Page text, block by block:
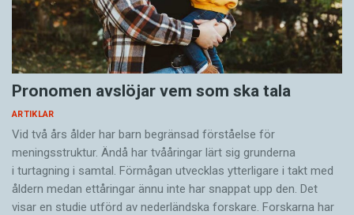
Pronomen avslöjar vem som ska tala
ARTIKLAR
Vid två års ålder har barn begränsad förståelse för
meningsstruktur. Ändå har tvååringar lärt sig grunderna
i turtagning i samtal. Förmågan utvecklas ytterligare i takt med
åldern medan ettåringar ännu inte har snappat upp den. Det
visar en studie utförd av nederländska forskare. Forskarna har